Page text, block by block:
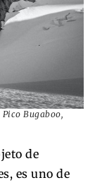
Bugaboo,
de
es uno de